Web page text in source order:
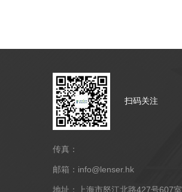
扫码关注
传真：
邮箱：info@lenser.hk
地址：上海市怒江北路427号607室